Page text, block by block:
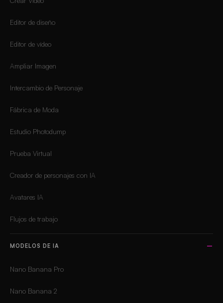
Editor de diseño
Editor de vídeo
Ampliar Imagen
Intercambio de Personaje
Fábrica de Moda
Estudio Photodump
Prueba Virtual
Creador de personajes con IA
Avatares IA
Flujos de trabajo
MODELOS DE IA
Nano Banana Pro
Nano Banana 2